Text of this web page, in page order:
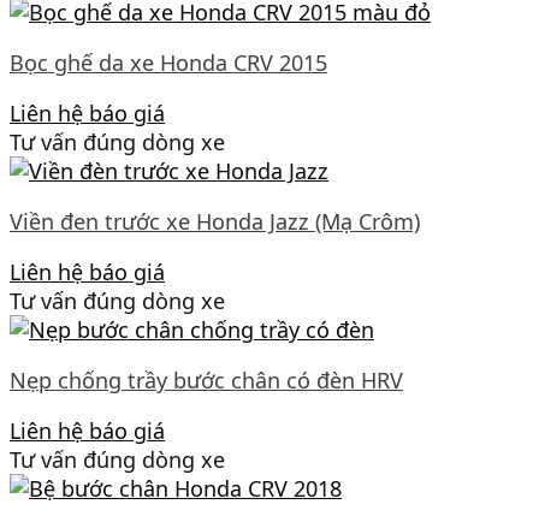
Bọc ghế da xe Honda CRV 2015
Liên hệ báo giá
Tư vấn đúng dòng xe
Viền đen trước xe Honda Jazz (Mạ Crôm)
Liên hệ báo giá
Tư vấn đúng dòng xe
Nẹp chống trầy bước chân có đèn HRV
Liên hệ báo giá
Tư vấn đúng dòng xe